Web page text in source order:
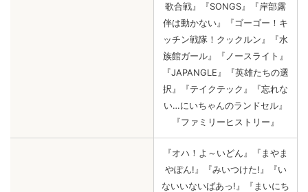
歌合戦』『SONGS』『岸部露
伴は動かない』『ゴーゴー！キ
ッチン戦隊！クックルン』『水
族館ガール』『ノースライト』
『JAPANGLE』『英雄たちの選
択』『テイクテック』『忘れな
い…にいちゃんのランドセル』
『ファミリーヒストリー』
『オハ！よ～いどん』『まやま
やぽん!』『みいつけた!』『い
ないいないばあっ!』『まいにち